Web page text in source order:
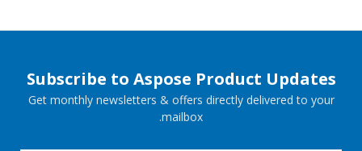
Subscribe to Aspose Product Updates
Get monthly newsletters & offers directly delivered to your
mailbox.